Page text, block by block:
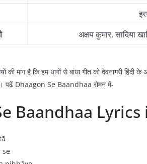
अक्षय कुमार, सादिया
की मांग है कि हम धागों से बांधा गीत को देवनागरी हिंदी
पढ़ें Dhaagon Se Baandhaa रोमन में-
Baandhaa
se